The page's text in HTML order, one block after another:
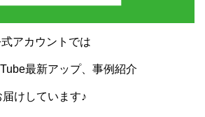
アカウントでは
最新アップ、事例紹介
けしています♪